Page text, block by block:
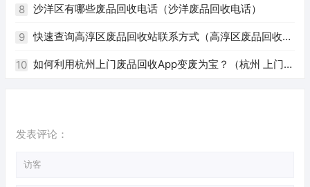
8 沙洋区有哪些废品回收电话（沙洋废品回收电话）
9 快速查询高淳区废品回收站联系方式（高淳区废品回收站
电话）
10 如何利用杭州上门废品回收App变废为宝？（杭州 上门回
发表评论：